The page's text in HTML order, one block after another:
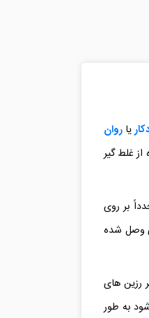
یا روان
غلط گیر
بر روی
وصل شده
رزین های
به طور